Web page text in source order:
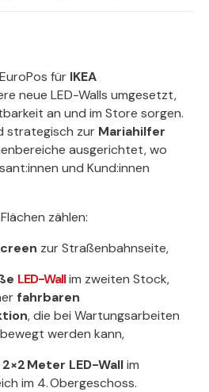
für IKEA
neue LED-Walls umgesetzt,
an und im Store sorgen.
strategisch zur Mariahilfer
ausgerichtet, wo
und Kund:innen
zählen:
zur Straßenbahnseite,
LED-Wallim zweiten Stock,
fahrbaren
, die bei Wartungsarbeiten
werden kann,
Meter LED-Wallim
im 4. Obergeschoss.